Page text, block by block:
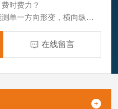
时费力？
单一方向形变，横向纵向
？
在线留言